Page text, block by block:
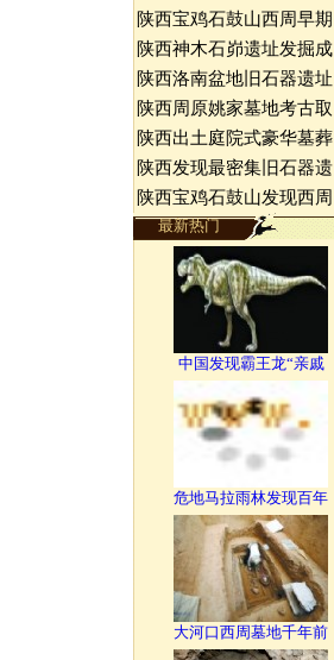
陕西宝鸡石鼓山西周早期
陕西神木石峁遗址发掘成
陕西洛南盆地旧石器遗址
陕西周原姚家墓地考古取
陕西出土庭院式豪华墓葬
陕西发现最密集旧石器遗
陕西宝鸡石鼓山发现西周
最新热门
中国发现霸王龙“亲戚
危地马拉雨林发现百年
大河口西周墓地千年前